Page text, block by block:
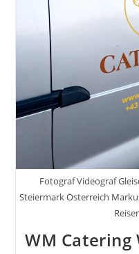
Fotograf Videograf
Steiermark Österreich
WM Catering